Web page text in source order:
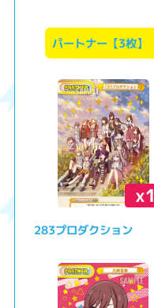
パートナー【3枚】
x1
283プロダクション